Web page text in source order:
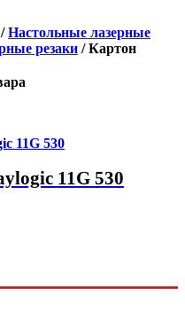
/Настольные лазерные
резаки / Картон
11G 530